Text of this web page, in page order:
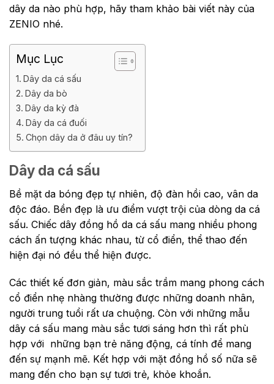
dây da nào phù hợp, hãy tham khảo bài viết này của
ZENIO nhé.
Mục Lục
Dây da cá sấu
Dây da bò
Dây da kỳ đà
Dây da cá đuối
Chọn dây da ở đâu uy tín?
Dây da cá sấu
Bề mặt da bóng đẹp tự nhiên, độ đàn hồi cao, vân da
độc đáo. Bền đẹp là ưu điểm vượt trội của dòng da cá
sấu. Chiếc dây đồng hồ da cá sấu mang nhiều phong
cách ấn tượng khác nhau, từ cổ điển, thể thao đến
hiện đại nó đều thể hiện được.
Các thiết kế đơn giản, màu sắc trầm mang phong cách
cổ điển nhẹ nhàng thường được những doanh nhân,
người trung tuổi rất ưa chuộng. Còn với những mẫu
dây cá sấu mang màu sắc tươi sáng hơn thì rất phù
hợp với những bạn trẻ năng động, cá tính để mang
đến sự mạnh mẽ. Kết hợp với mặt đồng hồ số nữa sẽ
mang đến cho bạn sự tươi trẻ, khỏe khoắn.